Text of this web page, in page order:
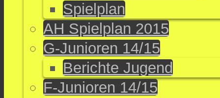
Spielplan
AH Spielplan 2015
G-Junioren 14/15
Berichte Jugend
F-Junioren 14/15